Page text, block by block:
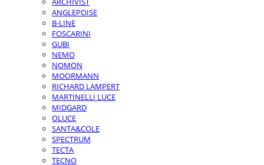
ANGLEPOISE
B-LINE
FOSCARINI
GUBI
NEMO
NOMON
MOORMANN
RICHARD LAMPERT
MARTINELLI LUCE
MIDGARD
OLUCE
SANTA&COLE
SPECTRUM
TECTA
TECNO